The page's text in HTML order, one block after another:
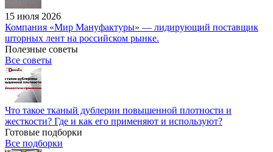
15 июля 2026
Компания «Мир Мануфактуры» — лидирующий поставщик
шторных лент на российском рынке.
Полезные советы
Все советы
Что такое тканый дублерин повышенной плотности и
жесткости? Где и как его применяют и используют?
Готовые подборки
Все подборки